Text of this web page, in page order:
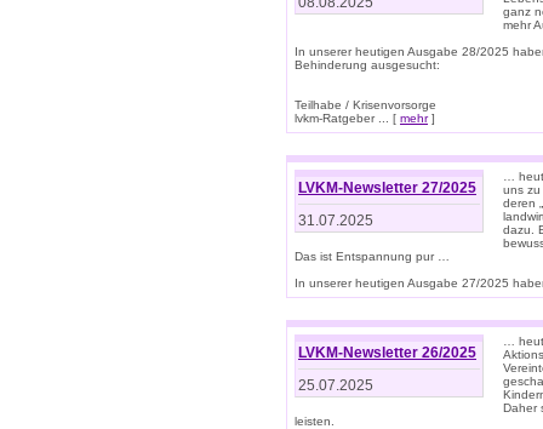
ganz
mehr
In unserer heutigen Ausgabe 28/2025
Behinderung ausgesucht:
Teilhabe / Krisenvorsorge
lvkm-Ratgeber ... [ mehr]
LVKM-Newsletter 27/2025
31.07.2025
…
uns zu
deren
dazu.
Das ist Entspannung pur …
In unserer heutigen Ausgabe 27/2025
LVKM-Newsletter 26/2025
25.07.2025
…
Daher
leisten.